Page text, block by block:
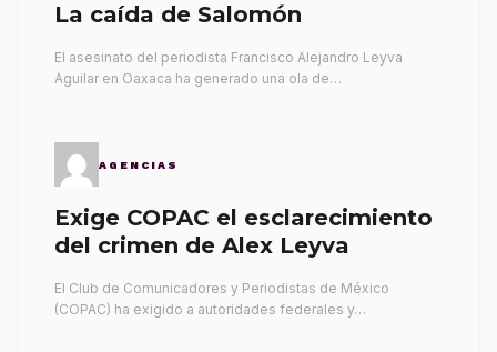
La caída de Salomón
El asesinato del periodista Francisco Alejandro Leyva
Aguilar en Oaxaca ha generado una ola de…
AGENCIAS
Exige COPAC el esclarecimiento
del crimen de Alex Leyva
El Club de Comunicadores y Periodistas de México
(COPAC) ha exigido a autoridades federales y…